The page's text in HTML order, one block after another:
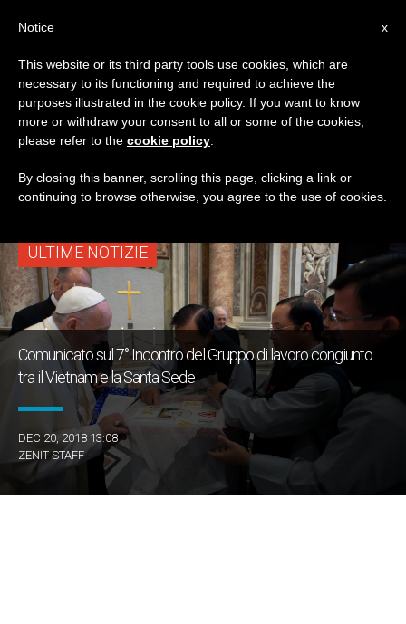
TAG
Posts Tagged ‘Gruppo
Di Lavoro’
ULTIME NOTIZIE
Comunicato sul 7° Incontro del Gruppo di lavoro congiunto
tra il Vietnam e la Santa Sede
DEC 20, 2018 13:08
ZENIT STAFF
x
Notice
This website or its third party tools use cookies, which are
necessary to its functioning and required to achieve the
purposes illustrated in the cookie policy. If you want to know
more or withdraw your consent to all or some of the cookies,
please refer to the cookie policy
By closing this banner, scrolling this page, clicking a link or
continuing to browse otherwise, you agree to the use of cookies.